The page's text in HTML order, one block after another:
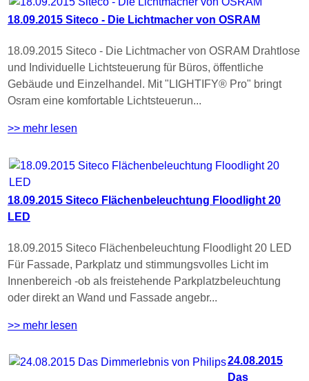
18.09.2015 Siteco - Die Lichtmacher von OSRAM
18.09.2015 Siteco - Die Lichtmacher von OSRAM Drahtlose
und Individuelle Lichtsteuerung für Büros, öffentliche
Gebäude und Einzelhandel. Mit "LIGHTIFY® Pro" bringt
Osram eine komfortable Lichtsteuerun...
>> mehr lesen
18.09.2015 Siteco Flächenbeleuchtung Floodlight 20
LED
18.09.2015 Siteco Flächenbeleuchtung Floodlight 20 LED
Für Fassade, Parkplatz und stimmungsvolles Licht im
Innenbereich -ob als freistehende Parkplatzbeleuchtung
oder direkt an Wand und Fassade angebr...
>> mehr lesen
24.08.2015
Das